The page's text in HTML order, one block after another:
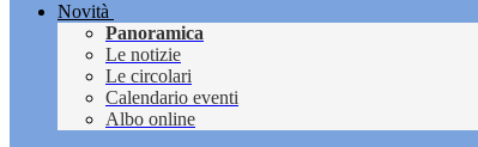
Novità
Panoramica
Le notizie
Le circolari
Calendario eventi
Albo online